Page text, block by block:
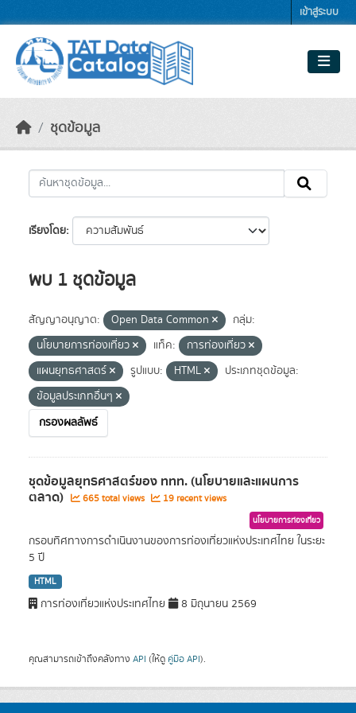
เข้าสู่ระบบ
ชุดข้อมูล
เรียงโดย
พบ 1 ชุดข้อมูล
สัญญาอนุญาต: Open Data Common
กลุ่ม:
นโยบายการท่องเที่ยว
แท็ค:
การท่องเที่ยว
แผนยุทธศาสตร์
รูปแบบ: HTML
ประเภทชุดข้อมูล:
ข้อมูลประเภทอื่นๆ
กรองผลลัพธ์
ชุดข้อมูลยุทธศาสตร์ของ ททท. (นโยบายและแผนการ
ตลาด) 665 total views 19 recent views
นโยบายการท่องเที่ยว
กรอบทิศทางการดำเนินงานของการท่องเที่ยวแห่งประเทศไทย ในระยะ
5 ปี
HTML
การท่องเที่ยวแห่งประเทศไทย 8 มิถุนายน 2569
คุณสามารถเข้าถึงคลังทาง API (ให้ดู คู่มือ API).